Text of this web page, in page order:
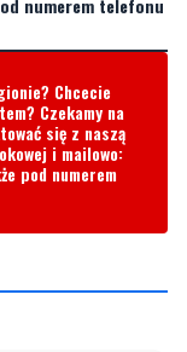
Czekamy na
się z naszą
pod numerem